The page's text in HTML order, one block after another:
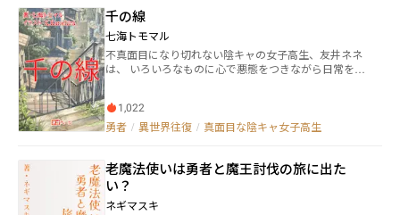
たので仕方なく選択してます。本当は【田舎町を舞台
にした自称ご当地現代ファンタジー】です ※作品要素
に【集団転移】を選択してますが、実際は【異世界か
ら現実世界への逆転移】です ※方言をたまに使ってい
るので、後書きで補足してます ※小説家になろうにも
ら、異世界の運命を変えるために奔走する異色の転移
ファンタジー。
千の線
七海トモマル
不真面目になり切れない陰キャの女子高生、友井ネネ
は、 いろいろなものに心で悪態をつきながら日常を過
かわいいの欠片もない名前を付ける。 螺子ネズミはネ
ネは線を操れるという。 ネネと螺子ネズミは、不思議
た女子高生の物語。
1,022
勇者 / 異世界往復 / 真面目な陰キャ女子高生
老魔法使いは勇者と魔王討伐の旅に出た
い？
ネギマスキ